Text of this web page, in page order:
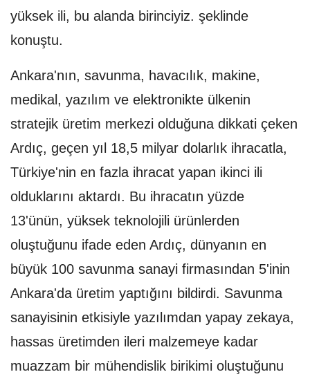
yüksek ili, bu alanda birinciyiz. şeklinde
konuştu.
Ankara'nın, savunma, havacılık, makine,
medikal, yazılım ve elektronikte ülkenin
stratejik üretim merkezi olduğuna dikkati çeken
Ardıç, geçen yıl 18,5 milyar dolarlık ihracatla,
Türkiye'nin en fazla ihracat yapan ikinci ili
olduklarını aktardı. Bu ihracatın yüzde
13'ünün, yüksek teknolojili ürünlerden
oluştuğunu ifade eden Ardıç, dünyanın en
büyük 100 savunma sanayi firmasından 5'inin
Ankara'da üretim yaptığını bildirdi. Savunma
sanayisinin etkisiyle yazılımdan yapay zekaya,
hassas üretimden ileri malzemeye kadar
muazzam bir mühendislik birikimi oluştuğunu